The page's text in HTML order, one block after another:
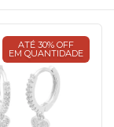
ATÉ 30% OFF
EM QUANTIDADE